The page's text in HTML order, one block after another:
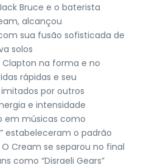
Bruce e o baterista
alcançou
sua fusão sofisticada de
solos
na forma e no
rápidas e seu
por outros
e intensidade
em músicas como
estabeleceram o padrão
Cream se separou no final
como “Disraeli Gears”